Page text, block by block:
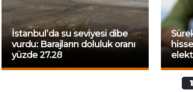
İstanbul’da su seviyesi dibe
vurdu: Barajların doluluk oranı
yüzde 27.28
1